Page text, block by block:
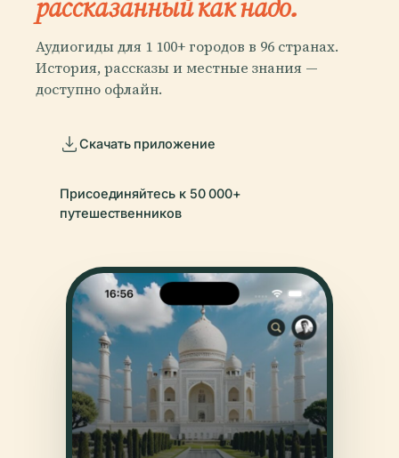
Аудиогиды для 1 100+ городов в 96 странах.
История, рассказы и местные знания —
доступно офлайн.
Скачать приложение
Присоединяйтесь к 50 000+
путешественников